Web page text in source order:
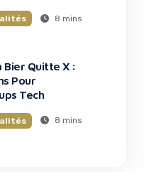
8 mins
Bier Quitte X :
Pour
Tech
8 mins